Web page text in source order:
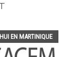
EN MARTINIQUE